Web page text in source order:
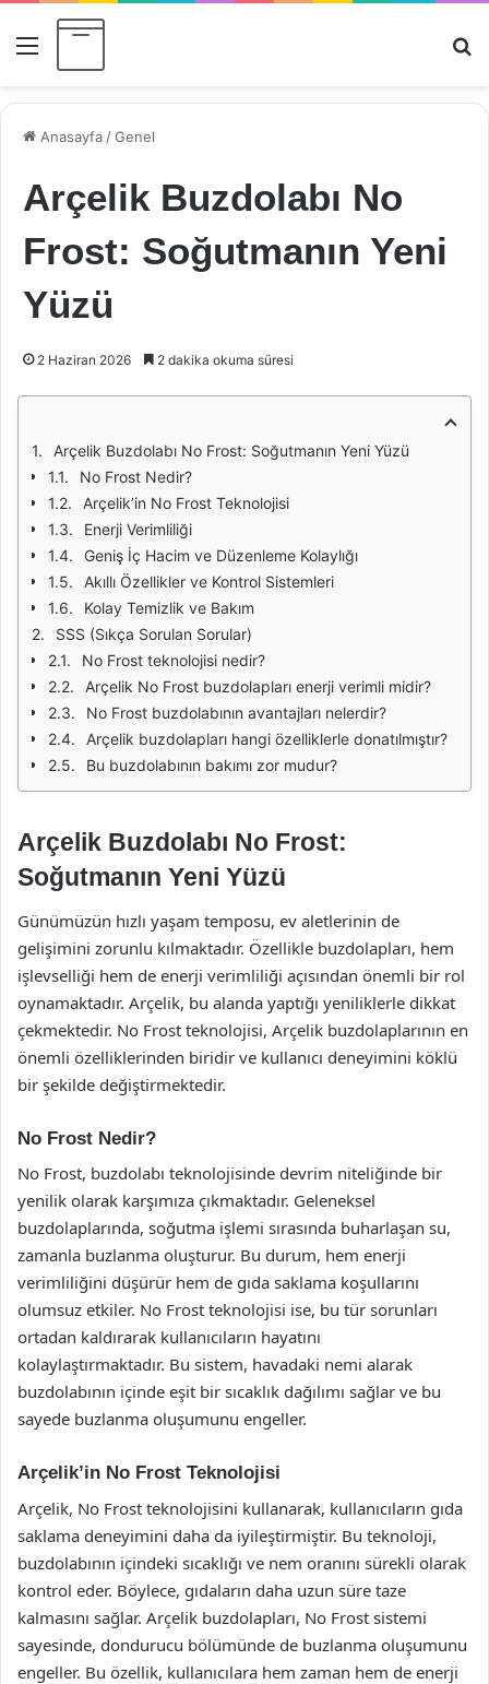
Menü
Anasayfa /Genel
Arçelik Buzdolabı No
Frost: Soğutmanın Yeni
Yüzü
2 Haziran 2026 2 dakika okuma süresi
Arçelik Buzdolabı No Frost: Soğutmanın Yeni Yüzü
No Frost Nedir?
Arçelik’in No Frost Teknolojisi
Enerji Verimliliği
Geniş İç Hacim ve Düzenleme Kolaylığı
Akıllı Özellikler ve Kontrol Sistemleri
Kolay Temizlik ve Bakım
SSS (Sıkça Sorulan Sorular)
No Frost teknolojisi nedir?
Arçelik No Frost buzdolapları enerji verimli midir?
No Frost buzdolabının avantajları nelerdir?
Arçelik buzdolapları hangi özelliklerle donatılmıştır?
Bu buzdolabının bakımı zor mudur?
Arçelik Buzdolabı No Frost:
Soğutmanın Yeni Yüzü
Günümüzün hızlı yaşam temposu, ev aletlerinin de
gelişimini zorunlu kılmaktadır. Özellikle buzdolapları, hem
işlevselliği hem de enerji verimliliği açısından önemli bir rol
oynamaktadır. Arçelik, bu alanda yaptığı yeniliklerle dikkat
çekmektedir. No Frost teknolojisi, Arçelik buzdolaplarının en
önemli özelliklerinden biridir ve kullanıcı deneyimini köklü
bir şekilde değiştirmektedir.
No Frost Nedir?
No Frost, buzdolabı teknolojisinde devrim niteliğinde bir
yenilik olarak karşımıza çıkmaktadır. Geleneksel
buzdolaplarında, soğutma işlemi sırasında buharlaşan su,
zamanla buzlanma oluşturur. Bu durum, hem enerji
verimliliğini düşürür hem de gıda saklama koşullarını
olumsuz etkiler. No Frost teknolojisi ise, bu tür sorunları
ortadan kaldırarak kullanıcıların hayatını
kolaylaştırmaktadır. Bu sistem, havadaki nemi alarak
buzdolabının içinde eşit bir sıcaklık dağılımı sağlar ve bu
sayede buzlanma oluşumunu engeller.
Arçelik’in No Frost Teknolojisi
Arçelik, No Frost teknolojisini kullanarak, kullanıcıların gıda
saklama deneyimini daha da iyileştirmiştir. Bu teknoloji,
buzdolabının içindeki sıcaklığı ve nem oranını sürekli olarak
kontrol eder. Böylece, gıdaların daha uzun süre taze
kalmasını sağlar. Arçelik buzdolapları, No Frost sistemi
sayesinde, dondurucu bölümünde de buzlanma oluşumunu
engeller. Bu özellik, kullanıcılara hem zaman hem de enerji